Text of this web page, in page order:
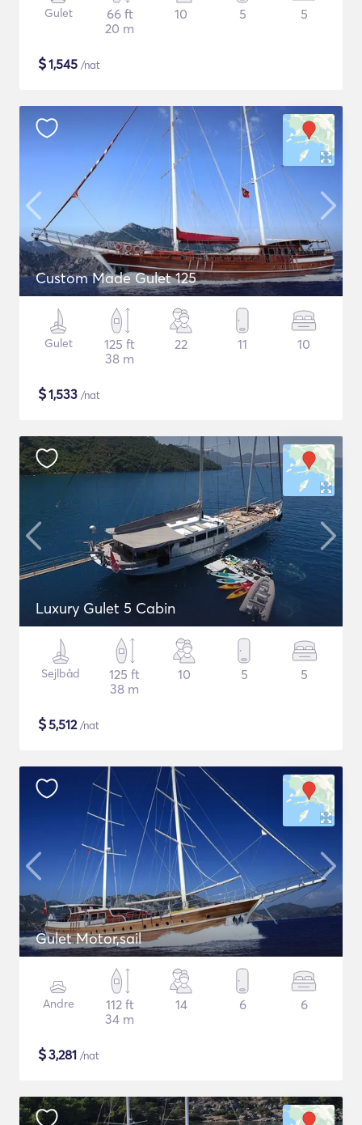
Gulet
66 ft
20 m
10 5 5
$1,545 /nat
Custom Made Gulet 125
Gulet
125 ft
38 m
22 11 10
$1,533 /nat
Luxury Gulet 5 Cabin
Sejlbåd
125 ft
38 m
10 5 5
$5,512/nat
Gulet Motor,sail
Andre
112 ft
34 m
14 6 6
$3,281 /nat